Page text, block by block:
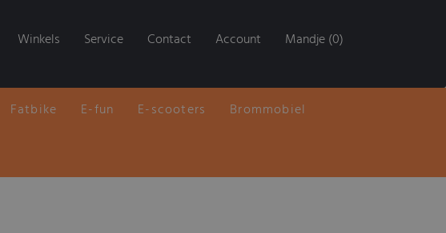
Winkels Service Contact Account Mandje (0)
Fatbike E-fun E-scooters Brommobiel